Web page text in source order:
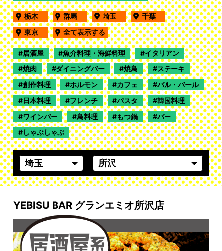
栃木 群馬 埼玉
千葉
東京
全て表示する
居酒屋 魚介料理・海鮮料理
イタリアン
焼肉
ダイニングバー 焼鳥
ステーキ
創作料理
ホルモン カフェ
バル・バール
日本料理
フレンチ パスタ
韓国料理
ワインバー
鳥料理 もつ鍋
バー
しゃぶしゃぶ
YEBISU BAR グランエミオ所沢店